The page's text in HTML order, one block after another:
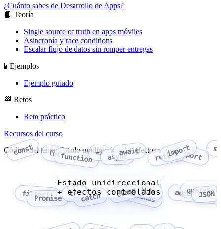
¿Cuánto sabes de Desarrollo de Apps?
📘 Teoría
Single source of truth en apps móviles
Asincronía y race conditions
Escalar flujo de datos sin romper entregas
🧪 Ejemplos
Ejemplo guiado
🏁 Retos
Reto práctico
Recursos del curso
Código del tema: Estado unidireccional + efectos controlados
const letfunction => asyncawait returnimportexport
filter()
Promise
trycatch classextends
this JSON
Estado unidireccional
+ efectos controlados